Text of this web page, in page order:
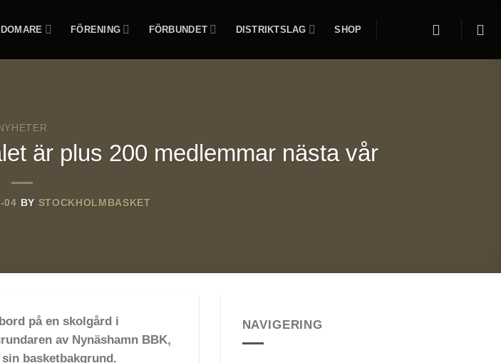
DOMARE FÖRENING FÖRBUNDET DISTRIKTSLAG SHOP
är plus 200 medlemmar nästa vår
04 BY STOCKHOLMBASKET
på en skolgård i
av Nynäshamn BBK,
basketbakgrund.
NAVIGERING